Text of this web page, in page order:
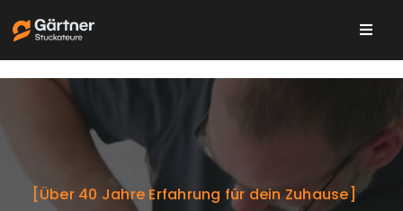
to
content
Leistungen
Karriere
[Über 40 Jahre Erfahrung für dein Zuhause]